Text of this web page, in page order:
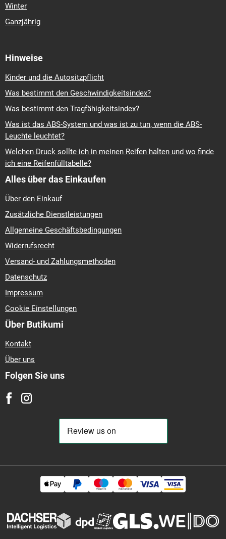
Winter
Ganzjährig
Hinweise
Kinder und die Autositzpflicht
Was bestimmt den Geschwindigkeitsindex?
Was bestimmt den Tragfähigkeitsindex?
Was ist das ABS-System und was ist zu tun, wenn die ABS-
Leuchte leuchtet?
Welchen Druck sollte ich in meinen Reifen halten und wo finde
ich eine Reifenfülltabelle?
Alles über das Einkaufen
Über den Einkauf
Zusätzliche Dienstleistungen
Allgemeine Geschäftsbedingungen
Widerrufsrecht
Versand- und Zahlungsmethoden
Datenschutz
Impressum
Cookie Einstellungen
Über Butikumi
Kontakt
Über uns
Folgen Sie uns